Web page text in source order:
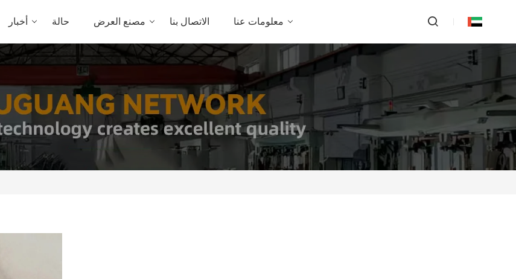
أخبار حالة مصنع العرض الاتصال بنا معلومات عنا